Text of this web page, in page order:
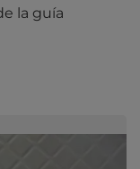
la guía